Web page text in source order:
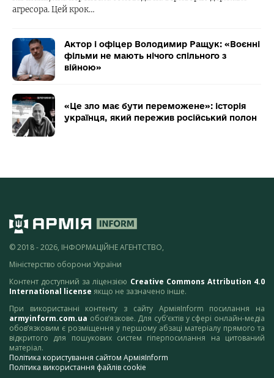
агресора. Цей крок…
Актор і офіцер Володимир Ращук: «Воєнні
фільми не мають нічого спільного з
війною»
«Це зло має бути переможене»: історія
українця, який пережив російський полон
© 2018 - 2026, ІНФОРМАЦІЙНЕ АГЕНТСТВО,
Міністерство оборони України
Контент доступний за ліцензією Creative Commons Attribution 4.0
International license якщо не зазначено інше.
При використанні контенту з сайту АрміяInform посилання на
armyinform.com.ua обов’язкове. Для суб’єктів у сфері онлайн-медіа
обов’язковим є розміщення у першому абзаці матеріалу прямого та
відкритого для пошукових систем гіперпосилання на цитований
матеріал.
Політика користування сайтом АрміяInform
Політика використання файлів cookie